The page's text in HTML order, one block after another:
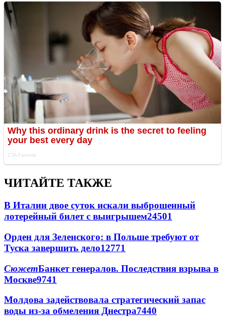
ЧИТАЙТЕ ТАКЖЕ
В Италии двое суток искали выброшенный
лотерейный билет с выигрышем24501
Орден для Зеленского: в Польше требуют от
Туска завершить дело12771
СюжетБанкет генералов. Последствия взрыва в
Москве9741
Молдова задействовала стратегический запас
воды из-за обмеления Днестра7440